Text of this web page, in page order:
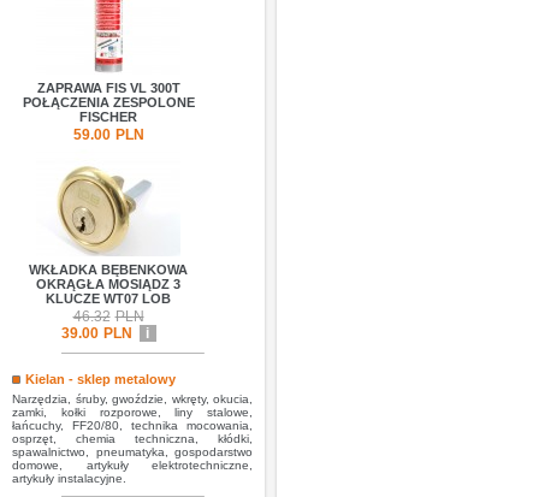
ZAPRAWA FIS VL 300T
POŁĄCZENIA ZESPOLONE
FISCHER
59.00 PLN
WKŁADKA BĘBENKOWA
OKRĄGŁA MOSIĄDZ 3
KLUCZE WT07 LOB
46.32 PLN
39.00 PLN i
Kielan - sklep metalowy
Narzędzia, śruby, gwoździe, wkręty, okucia,
zamki, kołki rozporowe, liny stalowe,
łańcuchy, FF20/80, technika mocowania,
osprzęt, chemia techniczna, kłódki,
spawalnictwo, pneumatyka, gospodarstwo
domowe, artykuły elektrotechniczne,
artykuły instalacyjne.